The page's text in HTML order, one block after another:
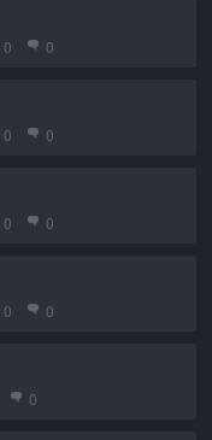
0 0
0 0
0 0
0 0
0